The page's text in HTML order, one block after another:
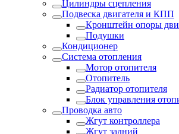
Цилиндры сцепления
Подвеска двигателя и КПП
Кронштейн опоры
Подушки
Кондиционер
Система отопления
Мотор отопителя
Отопитель
Радиатор отопителя
Блок управления
Проводка авто
Жгут контроллера
Жгут задний